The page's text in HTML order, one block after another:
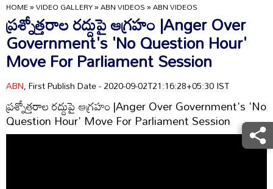
HOME»VIDEO GALLERY»ABN VIDEOS»ABN VIDEOS
ప్రశ్నోత్తరాల రద్దుపై ఆగ్రహం |Anger Over
Government's 'No Question Hour'
Move For Parliament Session
ABN, First Publish Date - 2020-09-02T21:16:28+05:30 IST
ప్రశ్నోత్తరాల రద్దుపై ఆగ్రహం |Anger Over Government's 'No
Question Hour' Move For Parliament Session